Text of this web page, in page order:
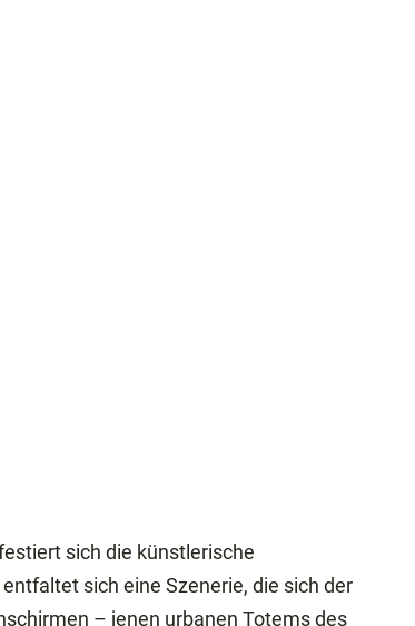
sich die künstlerische
sich eine Szenerie, die sich der
– jenen urbanen Totems des